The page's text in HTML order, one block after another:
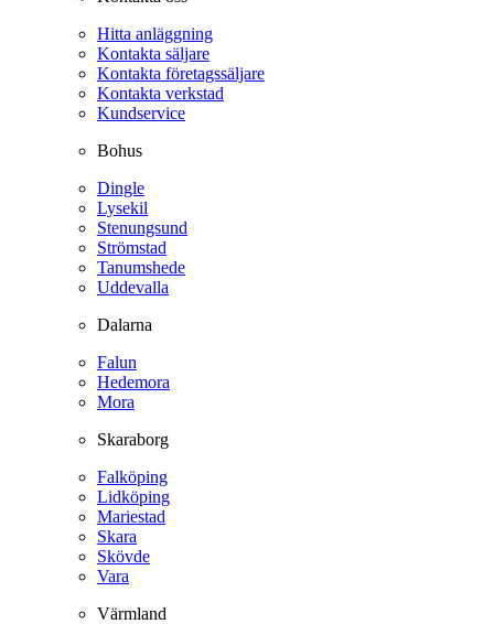
Hitta anläggning
Kontakta säljare
Kontakta företagssäljare
Kontakta verkstad
Kundservice
Bohus
Dingle
Lysekil
Stenungsund
Strömstad
Tanumshede
Uddevalla
Dalarna
Falun
Hedemora
Mora
Skaraborg
Falköping
Lidköping
Mariestad
Skara
Skövde
Vara
Värmland